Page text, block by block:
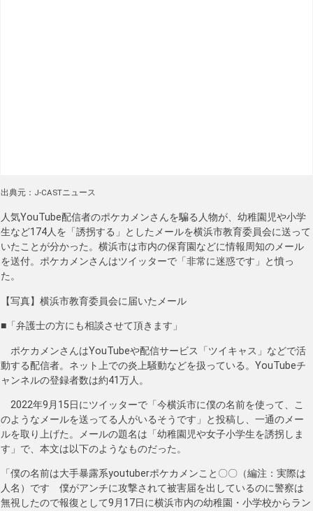
出典元：J-CASTニュース
人気YouTube配信者のポケカメンさんを騙る人物が、幼稚園児や小学
生など174人を「誘拐する」としたメールを横浜市教育委員会に送って
いたことが分かった。横浜市は市内の保育園などに情報周知のメール
を送付。ポケカメンさんはツイッターで「非常に迷惑です」と憤っ
た。
【写真】横浜市教育委員会に届いたメール
■「弁護士の方にも相談させて頂きます」
ポケカメンさんはYouTubeや配信サービス「ツイキャス」などで活
動する配信者。ネット上での炎上騒動などを扱っている。YouTubeチ
ャンネルの登録者数は約41万人。
2022年9月15日にツイッターで「今横浜市に僕の名前を使って、こ
のようなメールを送ってる人がいるそうです」と投稿し、一通のメー
ルを取り上げた。メールの題名は「幼稚園児や女子小学生を誘拐しま
す」で、本文は以下のようなものだった。
「僕の名前は大手暴露系youtuberポケカメンこと〇〇（編注：実際は
人名）です 僕がアンチに攻撃されて被害届を出しているのに警察は
無視したので報復として9月17日に横浜市内の幼稚園・小学校からラン